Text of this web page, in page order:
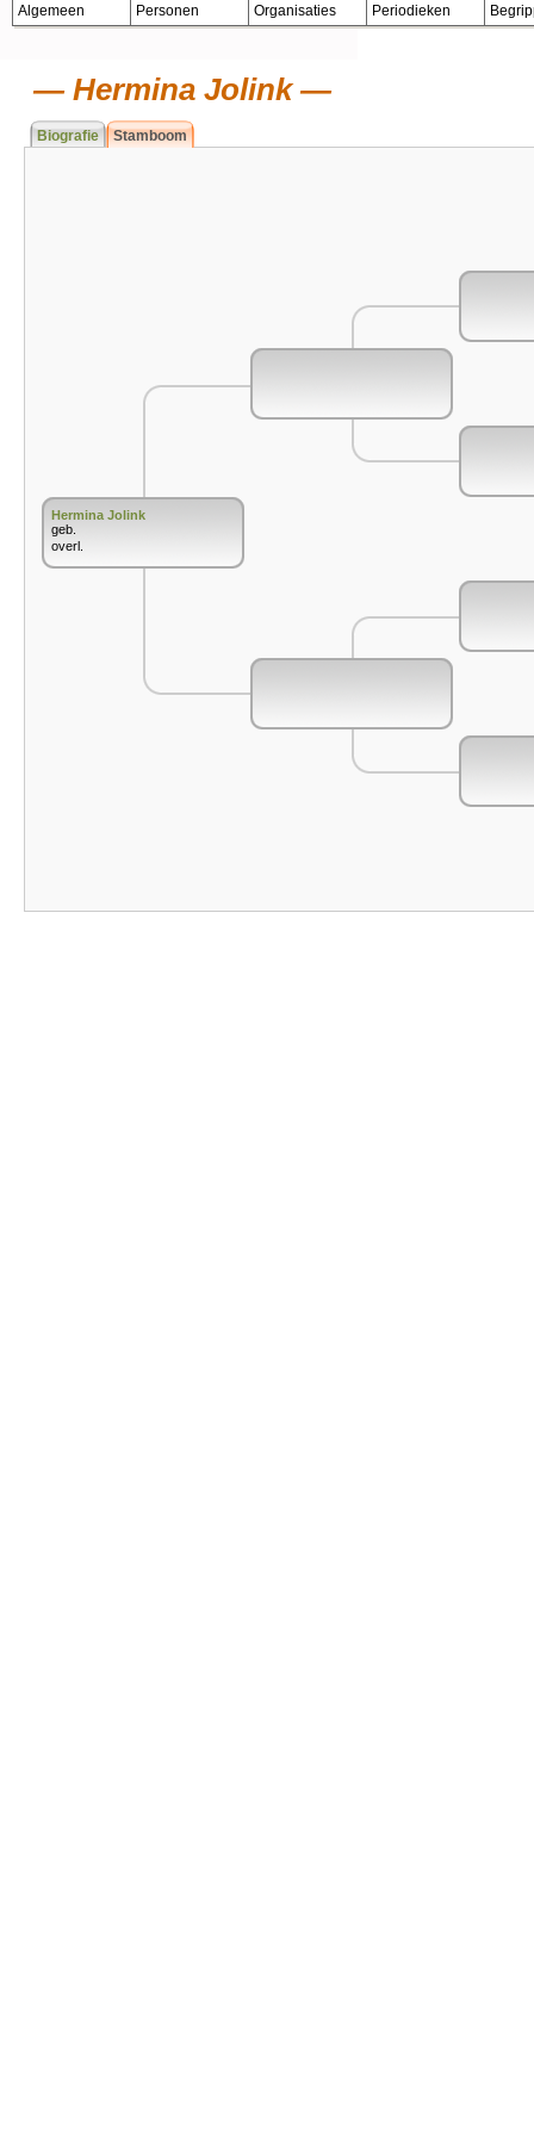
Algemeen Personen Organisaties Periodieken
Hermina Jolink
Biografie Stamboom
Hermina Jolink
geb.
overl.